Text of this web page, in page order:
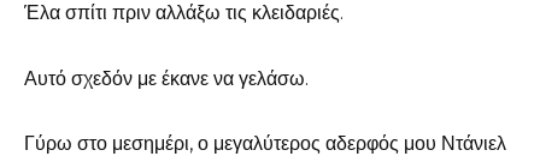
Έλα σπίτι πριν αλλάξω τις κλειδαριές.
Αυτό σχεδόν με έκανε να γελάσω.
Γύρω στο μεσημέρι, ο μεγαλύτερος αδερφός μου Ντάνιελ